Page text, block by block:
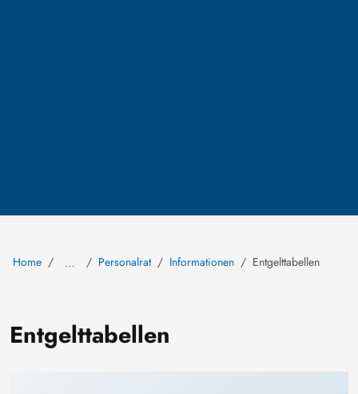
Home … Personalrat Informationen Entgelttabellen
Entgelttabellen